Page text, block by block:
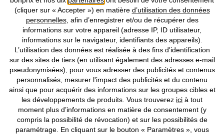
Prix indiqués TVA comprise avec en susfrais de port & de service
CGV Données personnelles Paramètres des cookies
Mentions légales Résilier le contrat
©2026 bonprix.Tous droits réservés.
(cliquer sur « Accepter ») en matière d’utilisation des données
personnelles, afin d’enregistrer et/ou de récupérer des
informations sur votre appareil (adresse IP, ID utilisateur,
informations sur le navigateur, identifiants des appareils).
L’utilisation des données est réalisée à des fins d'identification
sur des sites de tiers (en utilisant également des adresses e-mail
pseudonymisées), pour vous adresser des publicités et contenus
personnalisés, mesurer l'impact des publicités et du contenu
ainsi que pour acquérir des informations sur les groupes cibles et
les développements de produits. Vous trouverez ici à tout
moment plus d’informations en matière de consentement (y
compris la possibilité de révocation) et sur les possibilités de
paramétrage. En cliquant sur le bouton « Paramètres », vous